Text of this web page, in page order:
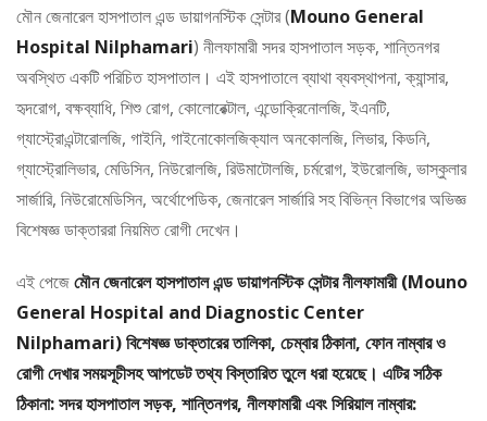
মৌন জেনারেল হাসপাতাল এন্ড ডায়াগনস্টিক সেন্টার (Mouno General
Hospital Nilphamari) নীলফামারী সদর হাসপাতাল সড়ক, শান্তিনগর
অবস্থিত একটি পরিচিত হাসপাতাল। এই হাসপাতালে ব্যাথা ব্যবস্থাপনা, ক্যান্সার,
হৃদরোগ, বক্ষব্যাধি, শিশু রোগ, কোলোরেক্টাল, এন্ডোক্রিনোলজি, ইএনটি,
গ্যাস্ট্রোএন্টারোলজি, গাইনি, গাইনোকোলজিক্যাল অনকোলজি, লিভার, কিডনি,
গ্যাস্ট্রোলিভার, মেডিসিন, নিউরোলজি, রিউমাটোলজি, চর্মরোগ, ইউরোলজি, ভাস্কুলার
সার্জারি, নিউরোমেডিসিন, অর্থোপেডিক, জেনারেল সার্জারি সহ বিভিন্ন বিভাগের অভিজ্ঞ
বিশেষজ্ঞ ডাক্তাররা নিয়মিত রোগী দেখেন।
এই পেজেমৌন জেনারেল হাসপাতাল এন্ড ডায়াগনস্টিক সেন্টার নীলফামারী (Mouno
General Hospital and Diagnostic Center
Nilphamari) বিশেষজ্ঞ ডাক্তারের তালিকা, চেম্বার ঠিকানা, ফোন নাম্বার ও
রোগী দেখার সময়সূচীসহ আপডেট তথ্য বিস্তারিত তুলে ধরা হয়েছে। এটির সঠিক
ঠিকানা: সদর হাসপাতাল সড়ক, শান্তিনগর, নীলফামারী এবং সিরিয়াল নাম্বার: